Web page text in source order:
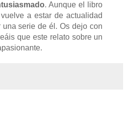
. Aunque el libro
a estar de actualidad
una serie de él. Os dejo con
que este relato sobre un